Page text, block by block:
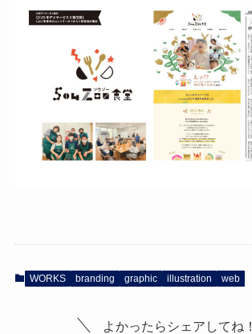
WORKS branding graphic illustration web
よかったらシェアしてね！